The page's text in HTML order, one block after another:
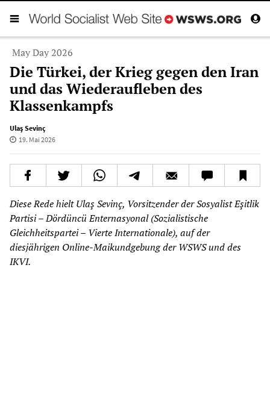
May Day 2026
Die Türkei, der Krieg gegen den Iran
und das Wiederaufleben des
Klassenkampfs
Ulaş Sevinç
19. Mai 2026
Diese Rede hielt Ulaş Sevinç, Vorsitzender der Sosyalist Eşitlik
Partisi – Dördüncü Enternasyonal (Sozialistische
Gleichheitspartei – Vierte Internationale), auf der
diesjährigen Online-Maikundgebung der WSWS und des
IKVI.